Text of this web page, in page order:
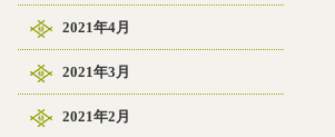
2021年4月
2021年3月
2021年2月